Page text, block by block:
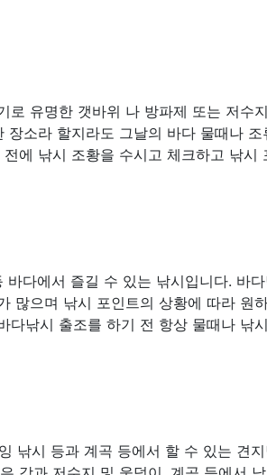
유명한 갯바위 나 방파제 또는 저수
소라 할지라도 그날의 바다 물때나
에 낚시 조황을 수시고 체크하고 낚시
다에서 즐길 수 있는 낚시입니다. 바
많으며 낚시 포인트의 상황에 따라 원
낚시 출조를 하기 전 항상 물때나 낚
낚시 등과 계곡 등에서 할 수 있는 견